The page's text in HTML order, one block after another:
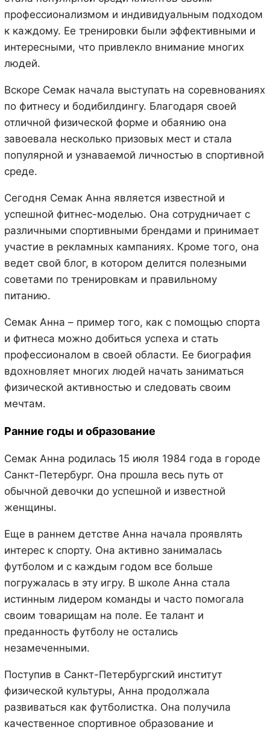
профессионализмом и индивидуальным подходом
к каждому. Ее тренировки были эффективными и
интересными, что привлекло внимание многих
людей.
Вскоре Семак начала выступать на соревнованиях
по фитнесу и бодибилдингу. Благодаря своей
отличной физической форме и обаянию она
завоевала несколько призовых мест и стала
популярной и узнаваемой личностью в спортивной
среде.
Сегодня Семак Анна является известной и
успешной фитнес-моделью. Она сотрудничает с
различными спортивными брендами и принимает
участие в рекламных кампаниях. Кроме того, она
ведет свой блог, в котором делится полезными
советами по тренировкам и правильному
питанию.
Семак Анна – пример того, как с помощью спорта
и фитнеса можно добиться успеха и стать
профессионалом в своей области. Ее биография
вдохновляет многих людей начать заниматься
физической активностью и следовать своим
мечтам.
Ранние годы и образование
Семак Анна родилась 15 июля 1984 года в городе
Санкт-Петербург. Она прошла весь путь от
обычной девочки до успешной и известной
женщины.
Еще в раннем детстве Анна начала проявлять
интерес к спорту. Она активно занималась
футболом и с каждым годом все больше
погружалась в эту игру. В школе Анна стала
истинным лидером команды и часто помогала
своим товарищам на поле. Ее талант и
преданность футболу не остались
незамеченными.
Поступив в Санкт-Петербургский институт
физической культуры, Анна продолжала
развиваться как футболистка. Она получила
качественное спортивное образование и